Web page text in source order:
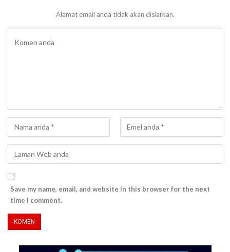
Alamat email anda tidak akan disiarkan.
Save my name, email, and website in this browser for the next
time I comment.